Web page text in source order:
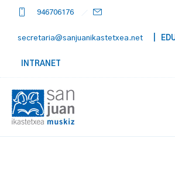
946706176
secretaria@sanjuanikastetxea.net |
INTRANET